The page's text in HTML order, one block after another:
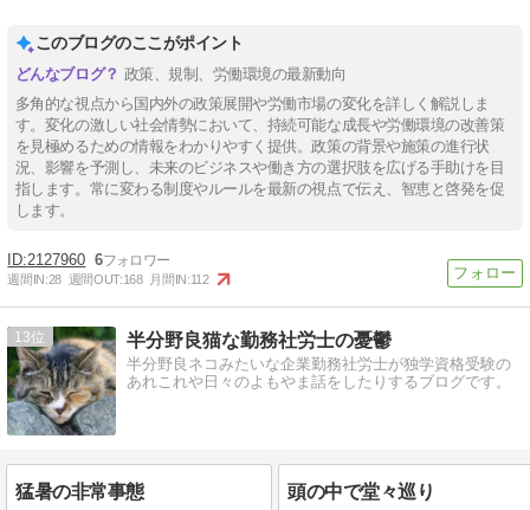
このブログのここがポイント
政策、規制、労働環境の最新動向
多角的な視点から国内外の政策展開や労働市場の変化を詳しく解説しま
す。変化の激しい社会情勢において、持続可能な成長や労働環境の改善策
を見極めるための情報をわかりやすく提供。政策の背景や施策の進行状
況、影響を予測し、未来のビジネスや働き方の選択肢を広げる手助けを目
指します。常に変わる制度やルールを最新の視点で伝え、智恵と啓発を促
します。
2127960 6
週間IN:28 週間OUT:168 月間IN:112
13 半分野良猫な勤務社労士の憂鬱
半分野良ネコみたいな企業勤務社労士が独学資格受験の
あれこれや日々のよもやま話をしたりするブログです。
猛暑の非常事態 頭の中で堂々巡り